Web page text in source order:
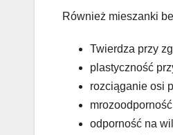
Również mieszanki
Twierdza przy
plastyczność
rozciąganie osi
odporność na